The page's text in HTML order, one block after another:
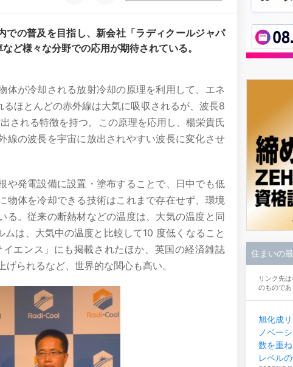
の普及を目指し、新会社「ラディクールジャパ
ど様々な分野での応用が期待されている。
が冷却される放射冷却の原理を利用して、エネ
ほとんどの赤外線は大気に吸収されるが、波長8
される特徴を持つ。この原理を応用し、楊栄貴氏
線の波長を宇宙に放出されやすい波長に変化させ
発電設備に設置・塗布することで、日中でも低
物体を冷却できる技術はこれまで存在せず、環境
る。従来の断熱材などの温度は、大気の温度と同
は、大気中の温度と比較して10 度低くなること
エンス」にも掲載されたほか、英国の経済雑誌
られるなど、世界的な関心も高い。
住まいの
リンク先
のものであ
旭化成
ノベー
数を重
レベル